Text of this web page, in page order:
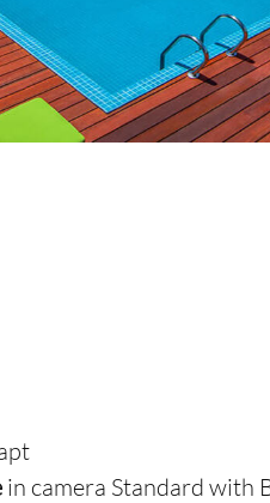
in camera Standard with